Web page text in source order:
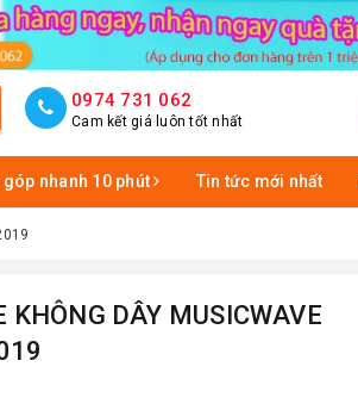
0974 731 062
Cam kết giá luôn tốt nhất
góp nhanh 10 phút Tin tức mới nhất
KHÔNG DÂY MUSICWAVE